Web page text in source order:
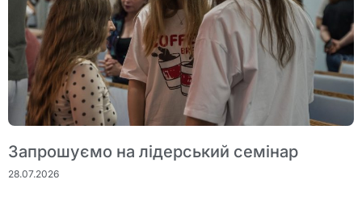
Запрошуємо на лідерський семінар
28.07.2026